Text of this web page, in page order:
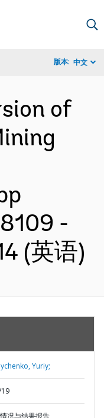
版本: 中文
of
-
(英语)
Yuriy;
况与结果报告